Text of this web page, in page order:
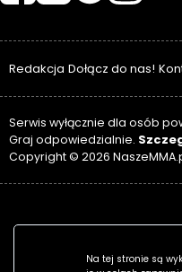
Redakcja Dołącz do nas!
Serwis wyłącznie dla osób
Graj odpowiedzialnie.
Copyright © 2026
Na tej stronie są